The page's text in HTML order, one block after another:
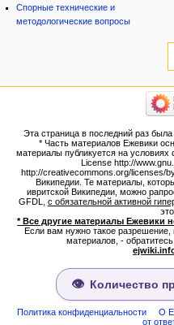
Спорные технические и
методологические вопросы
Версия
для
Постоянная
ссылка
Сведения
о странице
категории
Народ
Проекты
Проекты/Участники/
дополнения
Публикации:Авторы
Публикации:Статьи по типу
Темы
ежевиковый куст
ЕжеВиКа,Еврейская Вики-
ЕжеВиКа-ТаНаХ
ЕжеВиКа-Публикации
ЕжеВиКа-Книги (бумажные и
электронные), аудиокурсы,
Эта страница в последний раз была
* Часть материалов Ежевики
материалы публикуется на
License http://
http://creativecommons.org/licenses/
Википедии. Те материалы,
ивритской Википедии, можно
GFDL, с обязательной активной
* Все другие материалы Ежевики
Если вам нужно такое разрешение,
материалов, -
Количество
Политика конфиденциальности О
от